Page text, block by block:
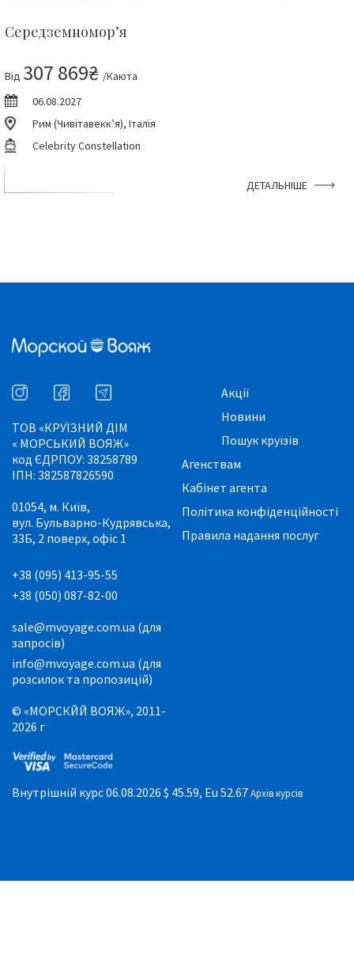
Середземномор’я
Від 307 869₴ /Каюта
06.08.2027
Рим (Чивітавекк’я), Італія
Celebrity Constellation
ДЕТАЛЬНІШЕ
ТОВ «КРУЇЗНИЙ ДІМ
« МОРСЬКИЙ ВОЯЖ»
код ЄДРПОУ: 38258789
ІПН: 382587826590
01054, м. Київ,
вул. Бульварно-Кудрявська,
33Б, 2 поверх, офіс 1
+38 (095) 413-95-55
+38 (050) 087-82-00
sale@mvoyage.com.ua (для
запросів)
info@mvoyage.com.ua (для
розсилок та пропозицій)
© «МОРСКЙЙ ВОЯЖ», 2011-
2026 г
Акції
Новини
Пошук круїзів
Агенствам
Кабінет агента
Політика конфіденційності
Правила надання послуг
Внутрішній курс 06.08.2026 $ 45.59, Eu 52.67Архів курсів